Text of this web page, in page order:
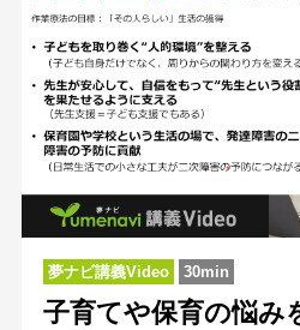
夢ナビ講義Video 30min
子育てや保育の悩み